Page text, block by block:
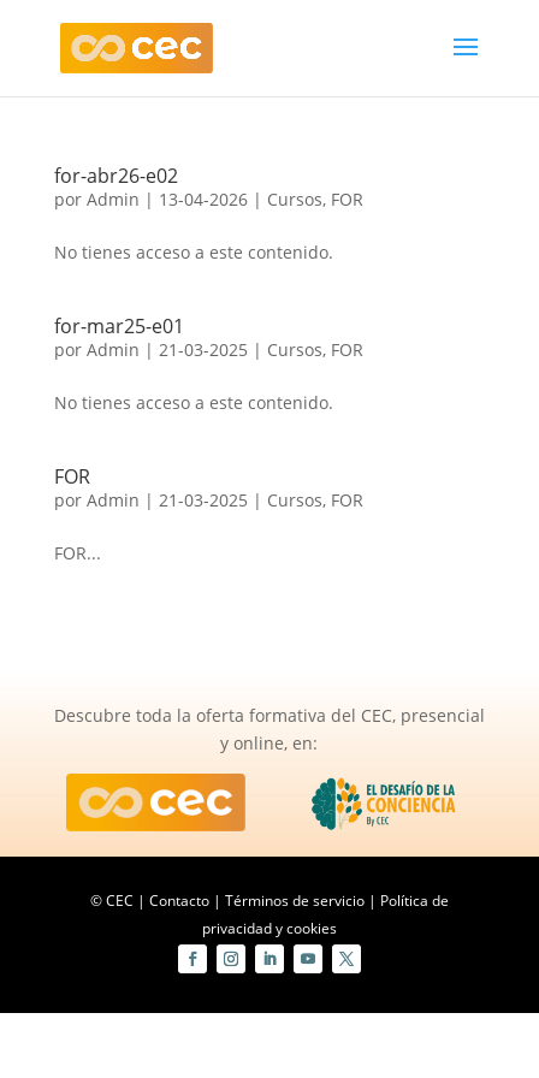
for-abr26-e02
por Admin | 13-04-2026| Cursos, FOR
No tienes acceso a este contenido.
for-mar25-e01
por Admin | 21-03-2025 | Cursos, FOR
No tienes acceso a este contenido.
FOR
por Admin | 21-03-2025 | Cursos, FOR
FOR...
Descubre toda la oferta formativa del CEC, presencial
y online, en:
© CEC | Contacto| Términos de servicio| Política de
privacidad y cookies